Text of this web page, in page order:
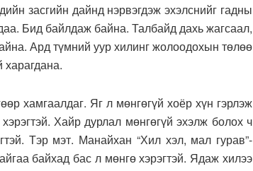
засгийн дайнд нэрвэгдэж эхэлснийг гадны
Бид байлдаж байна. Талбайд дахь жагсаал,
Ард түмний уур хилинг жолоодохын төлөө
хамгаалдаг. Яг л мөнгөгүй хоёр хүн гэрлэж
Хайр дурлал мөнгөгүй эхэлж болох ч
Тэр мэт. Манайхан “Хил хэл, мал гурав”-
байхад бас л мөнгө хэрэгтэй. Ядаж хилээ